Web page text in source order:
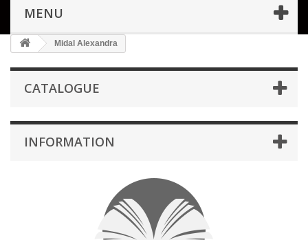
MENU
Midal Alexandra
CATALOGUE
INFORMATION